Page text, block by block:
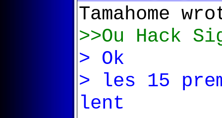
Tamahome
>>Ou Hack
> Ok
> les 15
lent